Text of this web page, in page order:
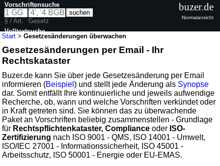
Start >Gesetzesänderungen überwachen
Gesetzesänderungen per Email - Ihr
Rechtskataster
Buzer.de kann Sie über jede Gesetzesänderung per Email
informieren (Beispiel) und stellt jede Änderung als Synopse
dar. Somit entfällt Ihre kontinuierliche und jeweils aufwendige
Recherche, ob, wann und welche Vorschriften verkündet oder
in Kraft getreten sind. Sie können das zu überwachende
Paket an Vorschriften beliebig zusammenstellen - Grundlage
für Rechtspflichtenkataster, Compliance oder ISO-
Zertifizierung nach ISO 9001 - QMS, ISO 14001 - Umwelt,
ISO/IEC 27001 - Informationssicherheit, ISO 45001 -
Arbeitsschutz, ISO 50001 - Energie oder EU-EMAS.
Vorschriftensuche
§ / Art.
Gesetz
Volltextsuche
buzer.de
Normalansicht